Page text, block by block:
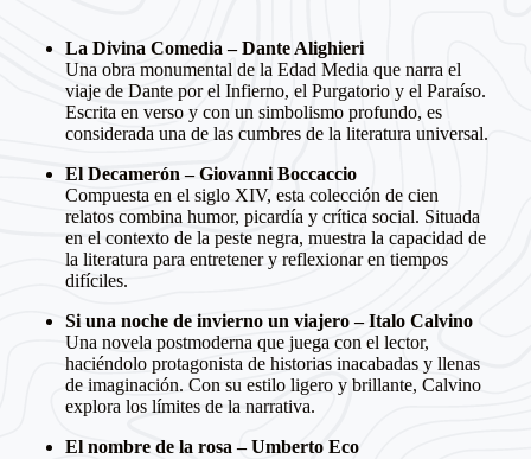
La Divina Comedia – Dante Alighieri
Una obra monumental de la Edad Media que narra el
viaje de Dante por el Infierno, el Purgatorio y el Paraíso.
Escrita en verso y con un simbolismo profundo, es
considerada una de las cumbres de la literatura universal.
El Decamerón – Giovanni Boccaccio
Compuesta en el siglo XIV, esta colección de cien
relatos combina humor, picardía y crítica social. Situada
en el contexto de la peste negra, muestra la capacidad de
la literatura para entretener y reflexionar en tiempos
difíciles.
Si una noche de invierno un viajero – Italo Calvino
Una novela postmoderna que juega con el lector,
haciéndolo protagonista de historias inacabadas y llenas
de imaginación. Con su estilo ligero y brillante, Calvino
explora los límites de la narrativa.
El nombre de la rosa – Umberto Eco